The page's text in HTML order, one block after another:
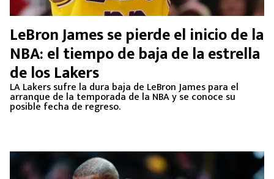
LeBron James se pierde el inicio de la
NBA: el tiempo de baja de la estrella
de los Lakers
LA Lakers sufre la dura baja de LeBron James para el
arranque de la temporada de la NBA y se conoce su
posible fecha de regreso.